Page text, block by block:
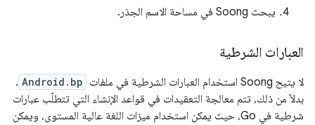
يبحث Soong في مساحة الاسم الجذر.
العبارات الشرطية
لا يتيح Soong استخدام العبارات الشرطية في ملفات Android.bp
.
بدلاً من ذلك، تتم معالجة التعقيدات في قواعد الإنشاء التي تتطلّب عبارات
شرطية في Go، حيث يمكن استخدام ميزات اللغة عالية المستوى، ويمكن